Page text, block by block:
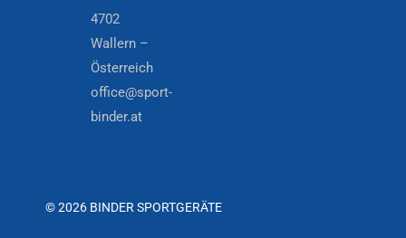
4702
Wallern –
Österreich
office@sport-
binder.at
© 2026 BINDER SPORTGERÄTE